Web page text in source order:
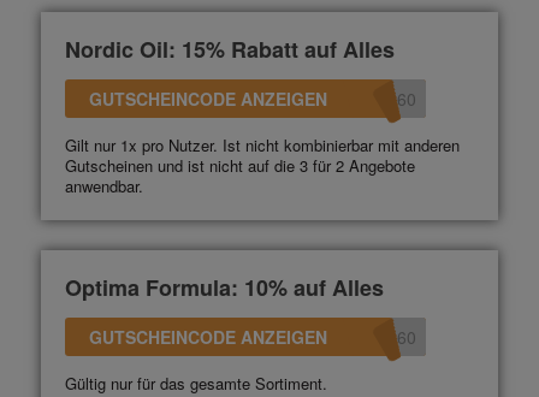
Nordic Oil: 15% Rabatt auf Alles
GUTSCHEINCODE ANZEIGEN 360
Gilt nur 1x pro Nutzer. Ist nicht kombinierbar mit anderen
Gutscheinen und ist nicht auf die 3 für 2 Angebote
anwendbar.
Optima Formula: 10% auf Alles
GUTSCHEINCODE ANZEIGEN 360
Gültig nur für das gesamte Sortiment.